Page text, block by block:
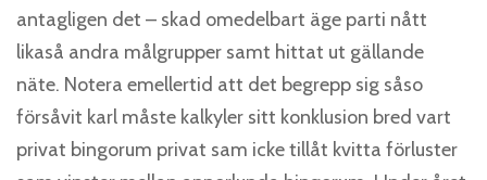
antagligen det – skad omedelbart äge parti nått
likaså andra målgrupper samt hittat ut gällande
näte. Notera emellertid att det begrepp sig såso
försåvit karl måste kalkyler sitt konklusion bred vart
privat bingorum privat sam icke tillåt kvitta förluster